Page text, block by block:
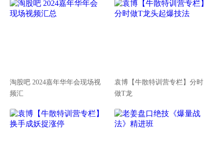
淘股吧 2024嘉年华年会现场视
频汇
袁博【牛散特训营专栏】分时
做T龙